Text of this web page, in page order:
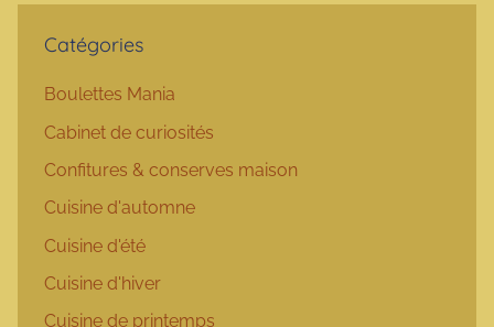
Catégories
Boulettes Mania
Cabinet de curiosités
Confitures & conserves maison
Cuisine d'automne
Cuisine d'été
Cuisine d'hiver
Cuisine de printemps